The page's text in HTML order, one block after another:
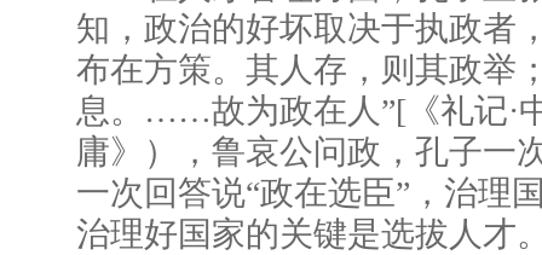
知，政治的好坏取决于执政者
布在方策。其人存，则其政举
息。……故为政在人”[《礼记·
庸》），鲁哀公问政，孔子一
一次回答说“政在选臣”，治理
治理好国家的关键是选拔人才